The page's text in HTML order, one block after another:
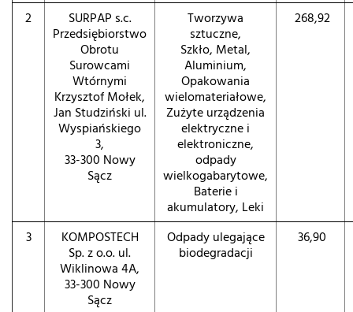
2 SURPAP s.c.
Przedsiębiorstwo
Obrotu
Surowcami
Wtórnymi
Krzysztof Mołek,
Jan Studziński ul.
Wyspiańskiego
3,
33-300 Nowy
Sącz
Tworzywa
sztuczne,
Szkło, Metal,
Aluminium,
Opakowania
wielomateriałowe,
Zużyte urządzenia
elektryczne i
elektroniczne,
odpady
wielkogabarytowe,
Baterie i
akumulatory, Leki
268,92
3 KOMPOSTECH
Sp. z o.o. ul.
Wiklinowa 4A,
33-300 Nowy
Sącz
Odpady ulegające
biodegradacji
36,90